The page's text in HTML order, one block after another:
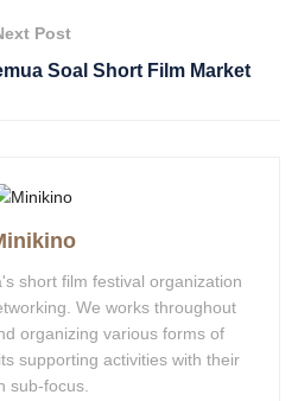
Post
Soal Short Film Market
short film festival organization
We works throughout
organizing various forms of
supporting activities with their
sub-focus.